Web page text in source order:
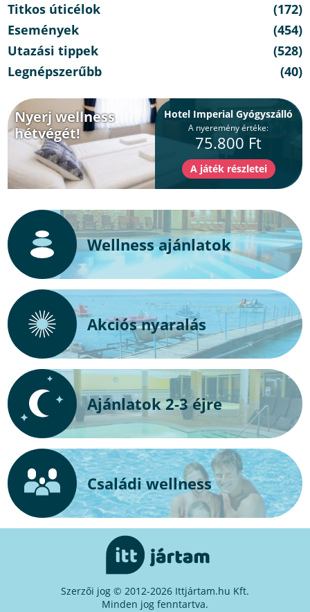
Titkos úticélok
(172)
Események
(454)
Utazási tippek
(528)
Legnépszerűbb
(40)
Nyerj wellness
hétvégét!
Hotel Imperial Gyógyszálló
A nyeremény értéke:
75.800 Ft
Wellness ajánlatok
Akciós nyaralás
Ajánlatok 2-3 éjre
Családi wellness
Szerzői jog © 2012-2026 Ittjártam.hu Kft.
Minden jog fenntartva.